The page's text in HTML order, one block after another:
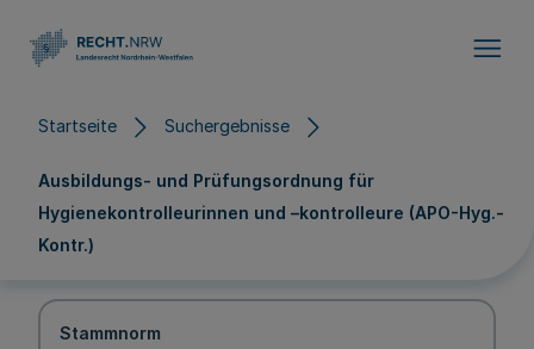
Startseite Suchergebnisse
Ausbildungs- und Prüfungsordnung für
Hygienekontrolleurinnen und –kontrolleure (APO-Hyg.-
Kontr.)
Stammnorm